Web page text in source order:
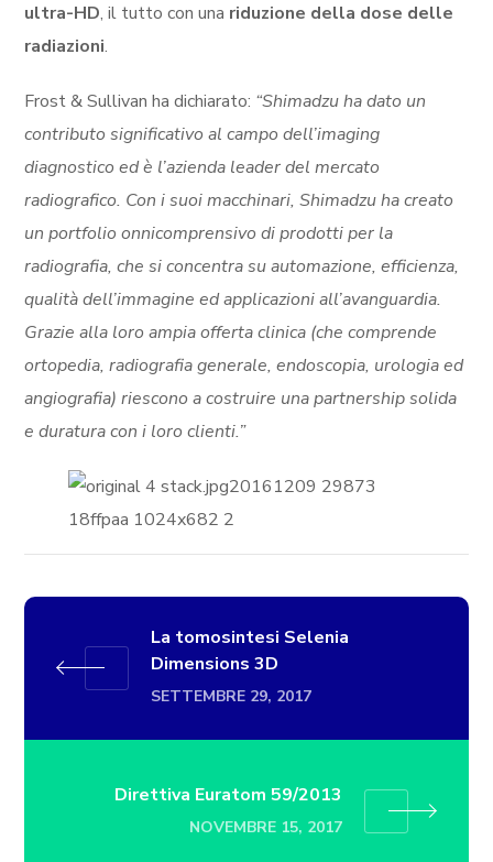
ultra-HD, il tutto con una riduzione della dose delle
radiazioni.
Frost & Sullivan ha dichiarato: “Shimadzu ha dato un
contributo significativo al campo dell’imaging
diagnostico ed è l’azienda leader del mercato
radiografico. Con i suoi macchinari, Shimadzu ha creato
un portfolio onnicomprensivo di prodotti per la
radiografia, che si concentra su automazione, efficienza,
qualità dell’immagine ed applicazioni all’avanguardia.
Grazie alla loro ampia offerta clinica (che comprende
ortopedia, radiografia generale, endoscopia, urologia ed
angiografia) riescono a costruire una partnership solida
e duratura con i loro clienti.”
La tomosintesi Selenia
Dimensions 3D
SETTEMBRE 29, 2017
Direttiva Euratom 59/2013
NOVEMBRE 15, 2017